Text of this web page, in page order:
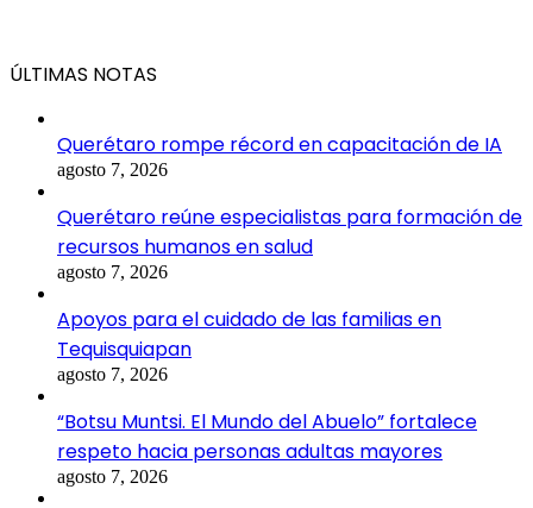
ÚLTIMAS NOTAS
Querétaro rompe récord en capacitación de IA
agosto 7, 2026
Querétaro reúne especialistas para formación de
recursos humanos en salud
agosto 7, 2026
Apoyos para el cuidado de las familias en
Tequisquiapan
agosto 7, 2026
“Botsu Muntsi. El Mundo del Abuelo” fortalece
respeto hacia personas adultas mayores
agosto 7, 2026